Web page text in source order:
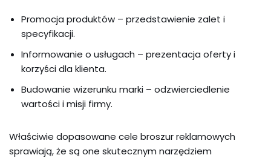
Promocja produktów – przedstawienie zalet i
specyfikacji.
Informowanie o usługach – prezentacja oferty i
korzyści dla klienta.
Budowanie wizerunku marki – odzwierciedlenie
wartości i misji firmy.
Właściwie dopasowane cele broszur reklamowych
sprawiają, że są one skutecznym narzędziem